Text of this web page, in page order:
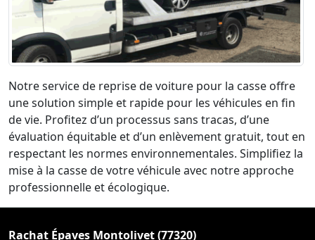
Notre service de reprise de voiture pour la casse offre
une solution simple et rapide pour les véhicules en fin
de vie. Profitez d’un processus sans tracas, d’une
évaluation équitable et d’un enlèvement gratuit, tout en
respectant les normes environnementales. Simplifiez la
mise à la casse de votre véhicule avec notre approche
professionnelle et écologique.
Rachat Épaves Montolivet (77320)